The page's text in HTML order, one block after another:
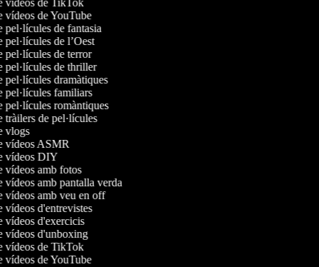
vídeos de TikTok
vídeos de YouTube
pel·lícules de fantasia
pel·lícules de l’Oest
pel·lícules de terror
pel·lícules de thriller
pel·lícules dramàtiques
pel·lícules familiars
pel·lícules romàntiques
tràilers de pel·lícules
vlogs
vídeos ASMR
vídeos DIY
vídeos amb fotos
vídeos amb pantalla verda
vídeos amb veu en off
vídeos d'entrevistes
vídeos d'exercicis
vídeos d'unboxing
vídeos de TikTok
vídeos de YouTube